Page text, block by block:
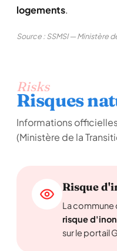
logements.
Source : SSMSI — Ministère
Risks
Risques
Informations
(Ministère de la
Risque
La commune
risque
sur le portail